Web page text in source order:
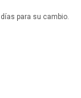
para su cambio.